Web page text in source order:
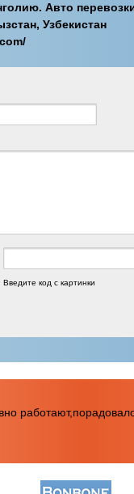
Авто
Узбекистан
Введите код с картинки